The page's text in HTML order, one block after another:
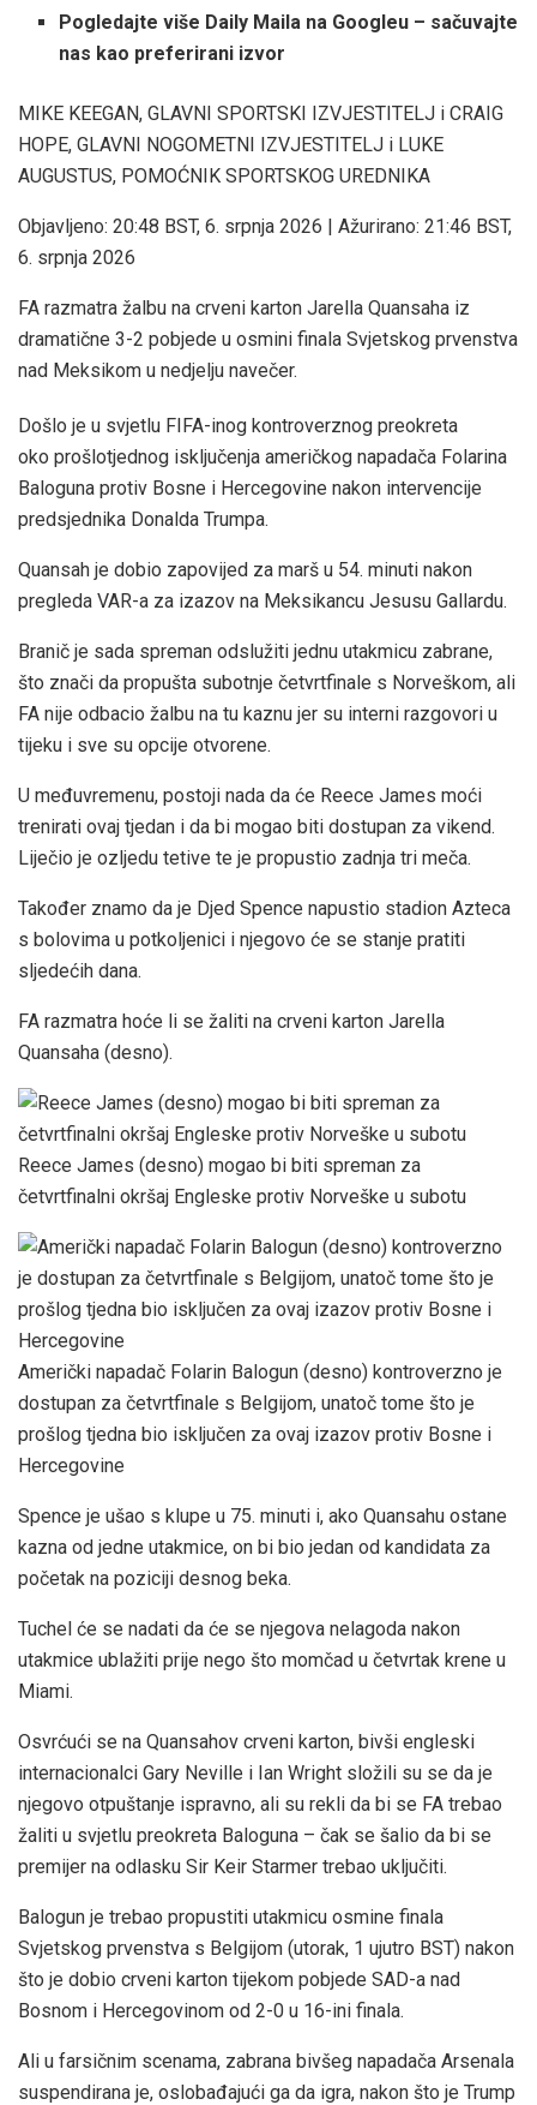
Pogledajte više Daily Maila na Googleu – sačuvajte
nas kao preferirani izvor
MIKE KEEGAN, GLAVNI SPORTSKI IZVJESTITELJ i CRAIG
HOPE, GLAVNI NOGOMETNI IZVJESTITELJ i LUKE
AUGUSTUS, POMOĆNIK SPORTSKOG UREDNIKA
Objavljeno: 20:48 BST, 6. srpnja 2026 | Ažurirano: 21:46 BST,
6. srpnja 2026
FA razmatra žalbu na crveni karton Jarella Quansaha iz
dramatične 3-2 pobjede u osmini finala Svjetskog prvenstva
nad Meksikom u nedjelju navečer.
Došlo je u svjetlu FIFA-inog kontroverznog preokreta
oko prošlotjednog isključenja američkog napadača Folarina
Baloguna protiv Bosne i Hercegovine nakon intervencije
predsjednika Donalda Trumpa.
Quansah je dobio zapovijed za marš u 54. minuti nakon
pregleda VAR-a za izazov na Meksikancu Jesusu Gallardu.
Branič je sada spreman odslužiti jednu utakmicu zabrane,
što znači da propušta subotnje četvrtfinale s Norveškom, ali
FA nije odbacio žalbu na tu kaznu jer su interni razgovori u
tijeku i sve su opcije otvorene.
U međuvremenu, postoji nada da će Reece James moći
trenirati ovaj tjedan i da bi mogao biti dostupan za vikend.
Liječio je ozljedu tetive te je propustio zadnja tri meča.
Također znamo da je Djed Spence napustio stadion Azteca
s bolovima u potkoljenici i njegovo će se stanje pratiti
sljedećih dana.
FA razmatra hoće li se žaliti na crveni karton Jarella
Quansaha (desno).
Reece James (desno) mogao bi biti spreman za
četvrtfinalni okršaj Engleske protiv Norveške u subotu
Američki napadač Folarin Balogun (desno) kontroverzno je
dostupan za četvrtfinale s Belgijom, unatoč tome što je
prošlog tjedna bio isključen za ovaj izazov protiv Bosne i
Hercegovine
Spence je ušao s klupe u 75. minuti i, ako Quansahu ostane
kazna od jedne utakmice, on bi bio jedan od kandidata za
početak na poziciji desnog beka.
Tuchel će se nadati da će se njegova nelagoda nakon
utakmice ublažiti prije nego što momčad u četvrtak krene u
Miami.
Osvrćući se na Quansahov crveni karton, bivši engleski
internacionalci Gary Neville i Ian Wright složili su se da je
njegovo otpuštanje ispravno, ali su rekli da bi se FA trebao
žaliti u svjetlu preokreta Baloguna – čak se šalio da bi se
premijer na odlasku Sir Keir Starmer trebao uključiti.
Balogun je trebao propustiti utakmicu osmine finala
Svjetskog prvenstva s Belgijom (utorak, 1 ujutro BST) nakon
što je dobio crveni karton tijekom pobjede SAD-a nad
Bosnom i Hercegovinom od 2-0 u 16-ini finala.
Ali u farsičnim scenama, zabrana bivšeg napadača Arsenala
suspendirana je, oslobađajući ga da igra, nakon što je Trump